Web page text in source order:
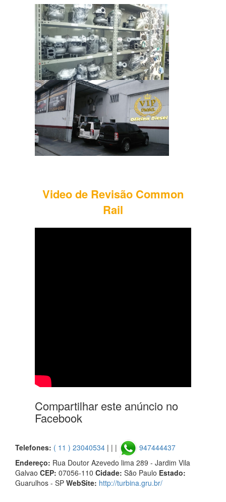
Video de Revisão Common
Rail
Compartilhar este anúncio no
Facebook
Telefones: ( 11 ) 23040534 | | |
947444437
Endereço: Rua Doutor Azevedo lima 289 - Jardim Vila
Galvao CEP: 07056-110 Cidade: São Paulo Estado:
Guarulhos - SP WebSite: http://turbina.gru.br/